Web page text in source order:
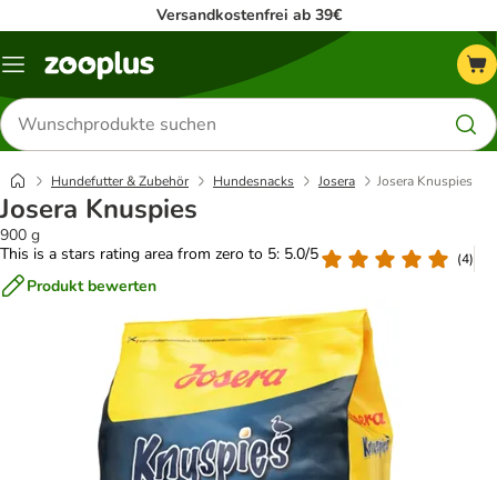
Versandkostenfrei ab 39€
Menü
Produkte
suchen
Hundefutter & Zubehör Hundesnacks Josera Josera Knuspies
Josera Knuspies
900 g
This is a stars rating area from zero to 5: 5.0/5
(4)
Produkt bewerten